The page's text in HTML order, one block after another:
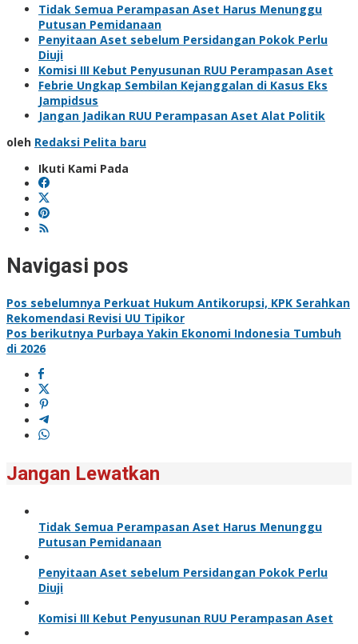
Tidak Semua Perampasan Aset Harus Menunggu
Putusan Pemidanaan
Penyitaan Aset sebelum Persidangan Pokok Perlu
Diuji
Komisi III Kebut Penyusunan RUU Perampasan Aset
Febrie Ungkap Sembilan Kejanggalan di Kasus Eks
Jampidsus
Jangan Jadikan RUU Perampasan Aset Alat Politik
oleh Redaksi Pelita baru
Ikuti Kami Pada
Navigasi pos
Pos sebelumnya Perkuat Hukum Antikorupsi, KPK Serahkan
Rekomendasi Revisi UU Tipikor
Pos berikutnya Purbaya Yakin Ekonomi Indonesia Tumbuh
di 2026
Jangan Lewatkan
Tidak Semua Perampasan Aset Harus Menunggu
Putusan Pemidanaan
Penyitaan Aset sebelum Persidangan Pokok Perlu
Diuji
Komisi III Kebut Penyusunan RUU Perampasan Aset